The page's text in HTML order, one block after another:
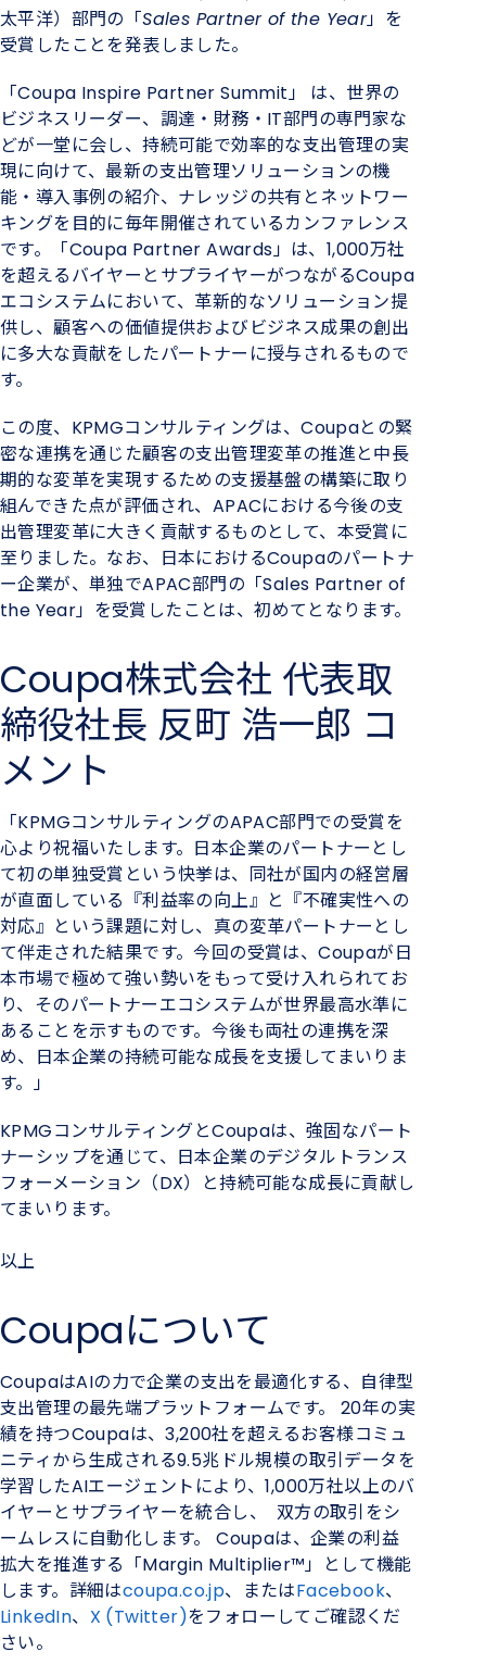
太平洋）部門の「Sales Partner of the Year」を
受賞したことを発表しました。
「Coupa Inspire Partner Summit」 は、世界の
ビジネスリーダー、調達・財務・ IT部門の専門家な
どが一堂に会し、持続可能で効率的な支出管理の実
現に向けて、最新の支出管理ソリューションの機
能・導入事例の紹介、ナレッジの共有とネットワー
キングを目的に毎年開催されているカンファレンス
です。「Coupa Partner Awards」は、 1,000万社
を超えるバイヤーとサプライヤーがつながるCoupa
エコシステムにおいて、革新的なソリューション提
供し、顧客への価値提供およびビジネス成果の創出
に多大な貢献をしたパートナーに授与されるもので
す。
この度、 KPMGコンサルティングは、Coupaとの緊
密な連携を通じた顧客の支出管理変革の推進と中長
期的な変革を実現するための支援基盤の構築に取り
組んできた点が評価され、 APACにおける今後の支
出管理変革に大きく貢献するものとして、本受賞に
至りました。なお、日本におけるCoupaのパートナ
ー企業が、単独でAPAC部門の「Sales Partner of
the Year」を受賞したことは、初めてとなります。
Coupa株式会社 代表取
締役社長 反町 浩⼀郎 コ
メント
「KPMGコンサルティングのAPAC部門での受賞を
心より祝福いたします。日本企業のパートナーとし
て初の単独受賞という快挙は、同社が国内の経営層
が直面している『利益率の向上』と『不確実性への
対応』という課題に対し、真の変革パートナーとし
て伴走された結果です。今回の受賞は、Coupaが日
本市場で極めて強い勢いをもって受け入れられてお
り、そのパートナーエコシステムが世界最高水準に
あることを示すものです。今後も両社の連携を深
め、日本企業の持続可能な成長を支援してまいりま
す。」
KPMGコンサルティングとCoupaは、強固なパート
ナーシップを通じて、日本企業のデジタルトランス
フォーメーション（DX）と持続可能な成長に貢献し
てまいります。
以上
Coupaについて
CoupaはAIの力で企業の支出を最適化する、自律型
支出管理の最先端プラットフォームです。
20年の実
績を持つCoupaは、3,200社を超えるお客様コミュ
ニティから生成される9.5兆ドル規模の取引データを
学習したAIエージェントにより、1,000万社以上のバ
イヤーとサプライヤーを統合し、
双方の取引をシ
ームレスに自動化します。
Coupaは、企業の利益
拡大を推進する「Margin Multiplier™」として機能
します。詳細はcoupa.co.jp、またはFacebook、
LinkedIn、 X (Twitter)をフォローしてご確認くだ
さい。